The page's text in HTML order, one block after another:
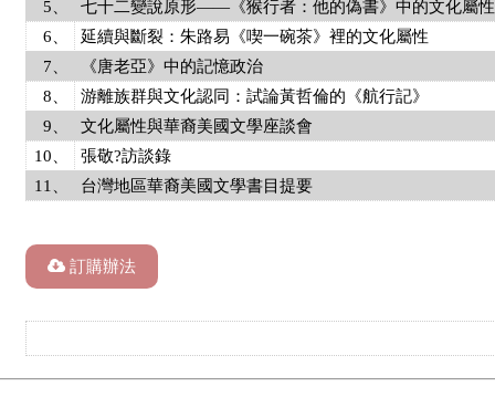
5、
七十二變說原形——《猴行者：他的偽書》中的文化屬性
6、
延續與斷裂：朱路易《喫一碗茶》裡的文化屬性
7、
《唐老亞》中的記憶政治
8、
游離族群與文化認同：試論黃哲倫的《航行記》
9、
文化屬性與華裔美國文學座談會
10、
張敬?訪談錄
11、
台灣地區華裔美國文學書目提要
訂購辦法